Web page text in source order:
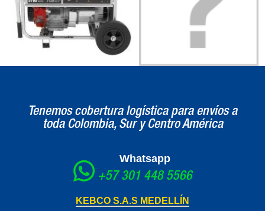
Tenemos cobertura logística para envíos a
toda Colombia, Sur y Centro América
Whatsapp
+57 301 448 5566
KEBCO S.A.S MEDELLÍN